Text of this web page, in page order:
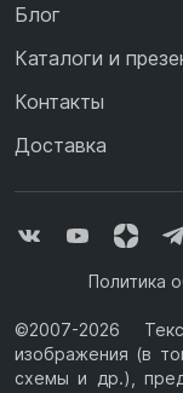
Блог
Каталоги и
Контакты
Доставка
Политика
©2007-2026
изображения (в
схемы и др.),